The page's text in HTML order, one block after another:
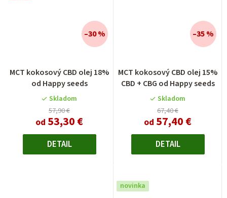
MCT kokosový CBD olej 18%
od Happy seeds
hodnotenie
produktu
je
4,0
z
5
hviezdičiek.
Skladom
57,90 €
od 53,30 €
–30 %
DETAIL
MCT kokosový CBD olej 15%
CBD + CBG od Happy seeds
hodnotenie
produktu
je
4,5
z
5
hviezdičiek.
Skladom
67,40 €
od 57,40 €
–35 %
DETAIL
novinka